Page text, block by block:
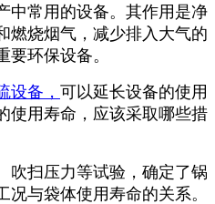
中常用的设备。其作用是净
燃烧烟气，减少排入大气的
环保设备。
设备， 可以延长设备的使用
使用寿命，应该采取哪些措
吹扫压力等试验，确定了锅
与袋体使用寿命的关系。